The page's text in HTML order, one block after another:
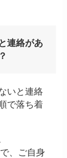
連絡があ
いと連絡
で落ち着
、ご自身